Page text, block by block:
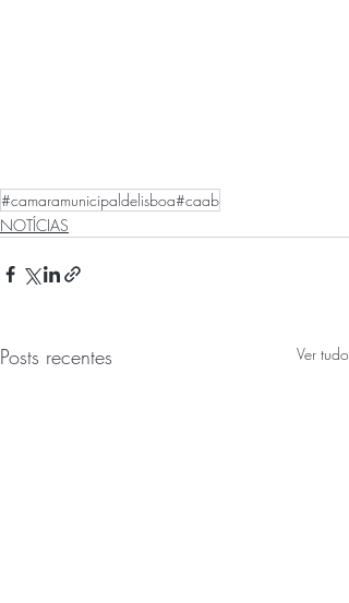
#camaramunicipaldelisboa#caab
NOTÍCIAS
Posts recentes Ver tudo